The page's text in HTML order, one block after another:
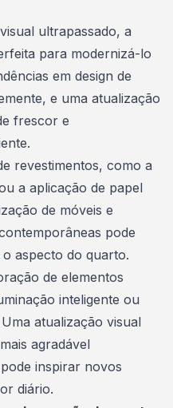
ultrapassado, a
para modernizá-lo
em design de
e uma atualização
frescor e
revestimentos, como a
a aplicação de papel
de móveis e
pode
aspecto do quarto.
de elementos
inteligente ou
atualização visual
agradável
inspirar novos
diário.